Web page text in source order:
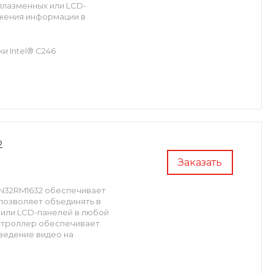
или LCD-
информации в
Intel® С246
Quadro™.
Заказать
обеспечивает
объединять в
LCD-панелей в любой
обеспечивает
видео на